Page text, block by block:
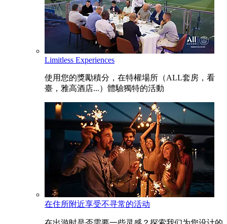
Limitless Experiences
使用您的獎勵積分，在特權場所（ALL套房，看
臺，雅高酒店...）體驗獨特的活動
在住所附近享受不寻常的活动